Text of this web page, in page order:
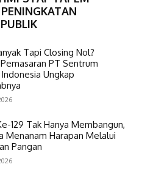
Tapi Closing Nol?
PT Sentrum
Ungkap
129 Tak Hanya Membangun,
Menanam Harapan Melalui
Pangan